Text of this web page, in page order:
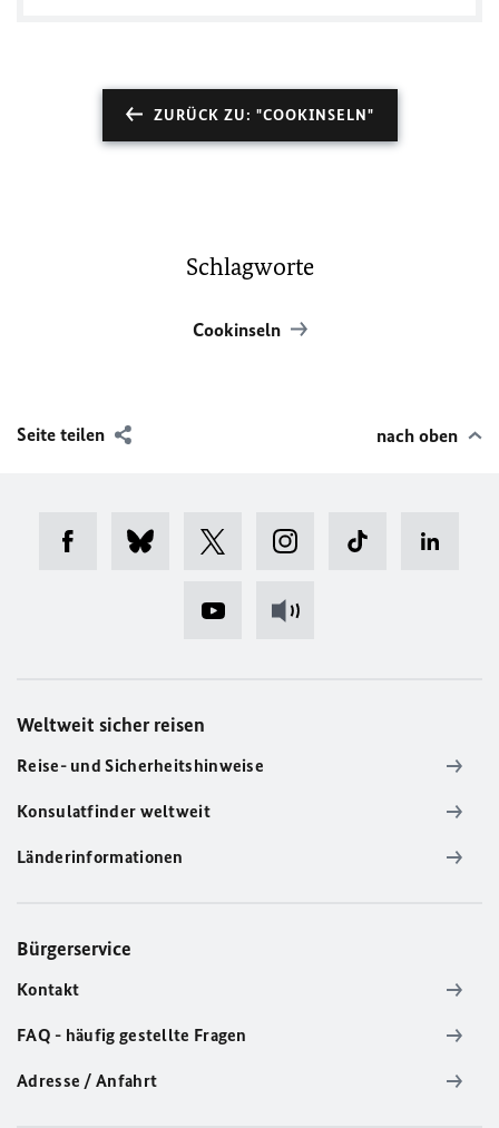
ZURÜCK ZU: "COOKINSELN"
Schlagworte
Cookinseln
Seite teilen nach oben
Weltweit sicher reisen
Reise- und Sicherheitshinweise
Konsulatfinder weltweit
Länderinformationen
Bürgerservice
Kontakt
FAQ - häufig gestellte Fragen
Adresse / Anfahrt